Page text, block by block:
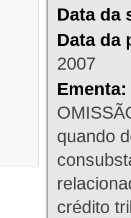
Data da
Data da
2007
Ementa:
quando
crédito